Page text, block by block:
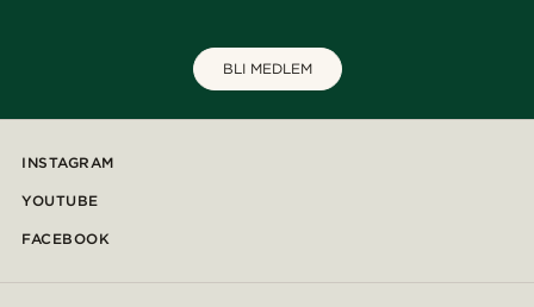
BLI MEDLEM
INSTAGRAM
YOUTUBE
FACEBOOK